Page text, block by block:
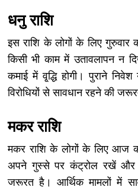
धनु राशि
इस राशि के लोगों के लिए गुरुवार
किसी भी काम में उतावलापन न
कमाई में वृ्द्धि होगी। पुराने
विरोधियों से सावधान रहने की
मकर राशि
मकर राशि के लोगों के लिए आज
अपने गुस्से पर कंट्रोल रखें और
जरूरत है। आर्थिक मामलों में